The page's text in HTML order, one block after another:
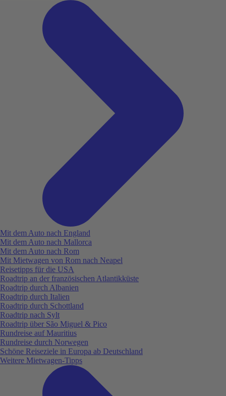
Mit dem Auto nach England
Mit dem Auto nach Mallorca
Mit dem Auto nach Rom
Mit Mietwagen von Rom nach Neapel
Reisetipps für die USA
Roadtrip an der französischen Atlantikküste
Roadtrip durch Albanien
Roadtrip durch Italien
Roadtrip durch Schottland
Roadtrip nach Sylt
Roadtrip über São Miguel & Pico
Rundreise auf Mauritius
Rundreise durch Norwegen
Schöne Reiseziele in Europa ab Deutschland
Weitere Mietwagen-Tipps